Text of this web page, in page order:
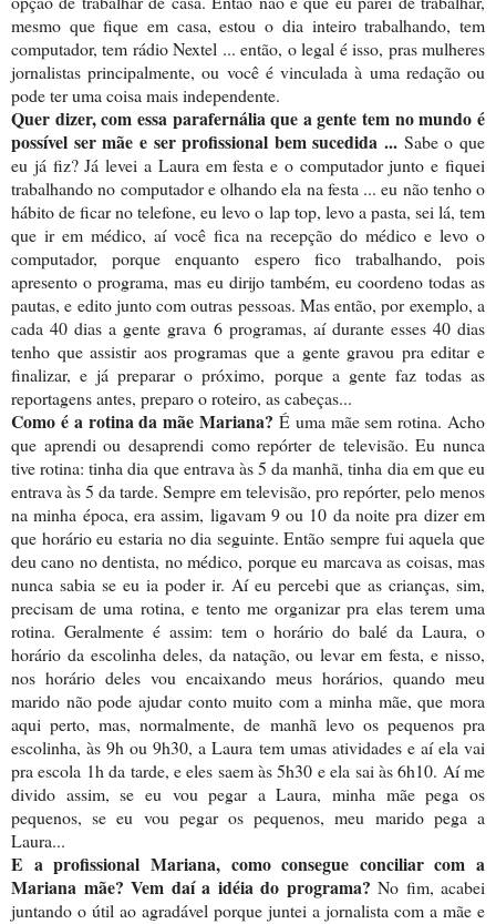
mesmo que fique em casa, estou o dia inteiro trabalhando, tem
computador, tem rádio Nextel ... então, o legal é isso, pras mulheres
jornalistas principalmente, ou você é vinculada à uma redação ou
pode ter uma coisa mais independente.
Quer dizer, com essa parafernália que a gente tem no mundo é
possível ser mãe e ser profissional bem sucedida ... Sabe o que
eu já fiz? Já levei a Laura em festa e o computador junto e fiquei
trabalhando no computador e olhando ela na festa ... eu não tenho o
hábito de ficar no telefone, eu levo o lap top, levo a pasta, sei lá, tem
que ir em médico, aí você fica na recepção do médico e levo o
computador, porque enquanto espero fico trabalhando, pois
apresento o programa, mas eu dirijo também, eu coordeno todas as
pautas, e edito junto com outras pessoas. Mas então, por exemplo, a
cada 40 dias a gente grava 6 programas, aí durante esses 40 dias
tenho que assistir aos programas que a gente gravou pra editar e
finalizar, e já preparar o próximo, porque a gente faz todas as
reportagens antes, preparo o roteiro, as cabeças...
Como é a rotina da mãe Mariana? É uma mãe sem rotina. Acho
que aprendi ou desaprendi como repórter de televisão. Eu nunca
tive rotina: tinha dia que entrava às 5 da manhã, tinha dia em que eu
entrava às 5 da tarde. Sempre em televisão, pro repórter, pelo menos
na minha época, era assim, ligavam 9 ou 10 da noite pra dizer em
que horário eu estaria no dia seguinte. Então sempre fui aquela que
deu cano no dentista, no médico, porque eu marcava as coisas, mas
nunca sabia se eu ia poder ir. Aí eu percebi que as crianças, sim,
precisam de uma rotina, e tento me organizar pra elas terem uma
rotina. Geralmente é assim: tem o horário do balé da Laura, o
horário da escolinha deles, da natação, ou levar em festa, e nisso,
nos horário deles vou encaixando meus horários, quando meu
marido não pode ajudar conto muito com a minha mãe, que mora
aqui perto, mas, normalmente, de manhã levo os pequenos pra
escolinha, às 9h ou 9h30, a Laura tem umas atividades e aí ela vai
pra escola 1h da tarde, e eles saem às 5h30 e ela sai às 6h10. Aí me
divido assim, se eu vou pegar a Laura, minha mãe pega os
pequenos, se eu vou pegar os pequenos, meu marido pega a
Laura...
E a profissional Mariana, como consegue conciliar com a
Mariana mãe? Vem daí a idéia do programa? No fim, acabei
juntando o útil ao agradável porque juntei a jornalista com a mãe e